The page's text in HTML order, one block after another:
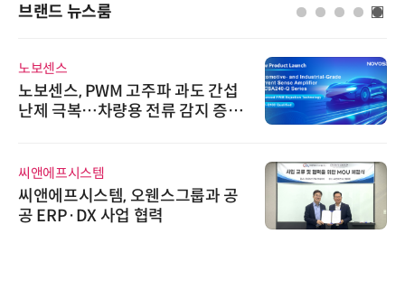
브랜드 뉴스룸
노보센스
노보센스, PWM 고주파 과도 간섭
난제 극복…차량용 전류 감지 증폭
씨앤에프시스템
씨앤에프시스템, 오웬스그룹과 공
공 ERP·DX 사업 협력